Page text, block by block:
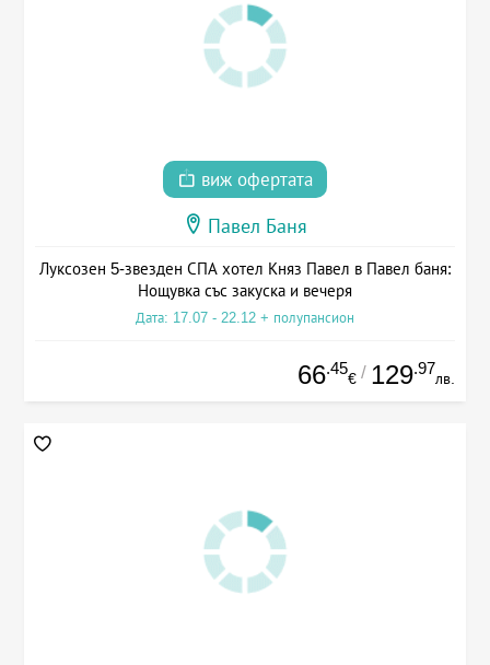
виж офертата
Павел Баня
Луксозен 5-звезден СПА хотел Княз Павел в Павел баня:
Нощувка със закуска и вечеря
Дата: 17.07 - 22.12 + полупансион
66.45
€ / 129.97
лв.